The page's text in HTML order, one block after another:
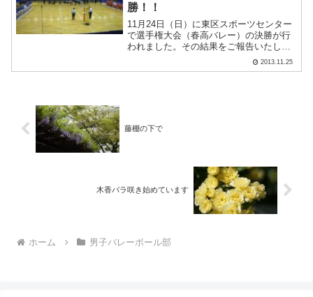
勝！！
11月24日（日）に東区スポーツセンター
で選手権大会（春高バレー）の決勝が行
われました。その結果をご報告いたしま
徳 3‐1 25‐23 25‐21 14‐25
2013.11.25
藤棚の下で
木香バラ咲き始めています
ホーム 男子バレーボール部